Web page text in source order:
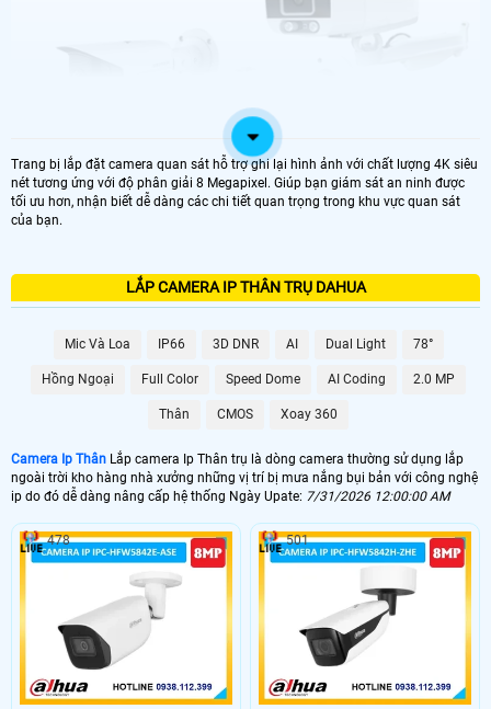
Trang bị lắp đặt camera quan sát hỗ trợ ghi lại hình ảnh với chất lượng 4K siêu
nét tương ứng với độ phân giải 8 Megapixel. Giúp bạn giám sát an ninh được
tối ưu hơn, nhận biết dễ dàng các chi tiết quan trọng trong khu vực quan sát
của bạn.
LẮP CAMERA IP THÂN TRỤ DAHUA
Mic Và Loa IP66 3D DNR AI Dual Light 78°
Hồng Ngoại Full Color Speed Dome AI Coding 2.0 MP
Thân CMOS Xoay 360
Camera Ip Thân Lắp camera Ip Thân trụ là dòng camera thường sử dụng lắp
ngoài trời kho hàng nhà xưởng những vị trí bị mưa nắng bụi bản với công nghệ
ip do đó dễ dàng nâng cấp hệ thống Ngày Upate: 7/31/2026 12:00:00 AM
478 501